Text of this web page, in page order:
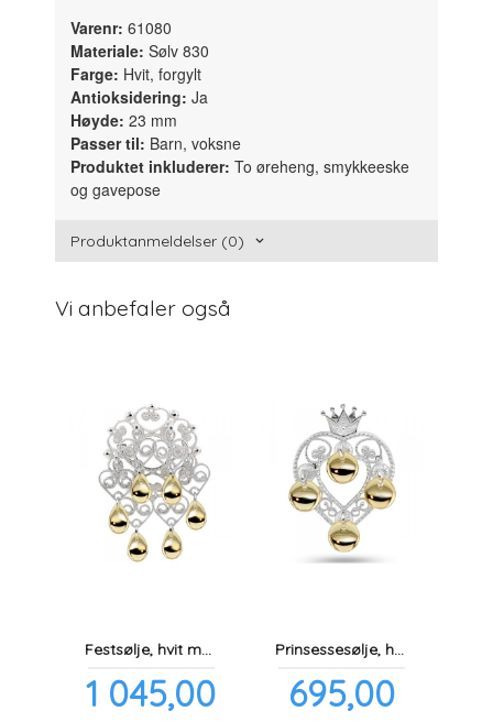
Varenr: 61080
Materiale: Sølv 830
Farge: Hvit, forgylt
Antioksidering: Ja
Høyde:23 mm
Passer til: Barn, voksne
Produktet inkluderer: To øreheng, smykkeeske
og gavepose
Produktanmeldelser (0)
Vi anbefaler også
Festsølje, hvit m/heng og forgylte løv
Pris
1 045,00mva.
Prinsessesølje, hvit m/forgylte løv
Pris
695,00mva.